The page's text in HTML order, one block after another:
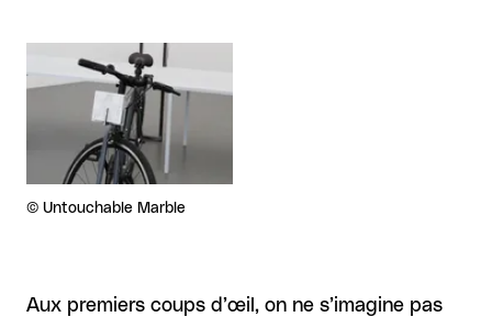
Agrandir
Droits réservés :
© Untouchable Marble
Aux premiers coups d’œil, on ne s’imagine pas